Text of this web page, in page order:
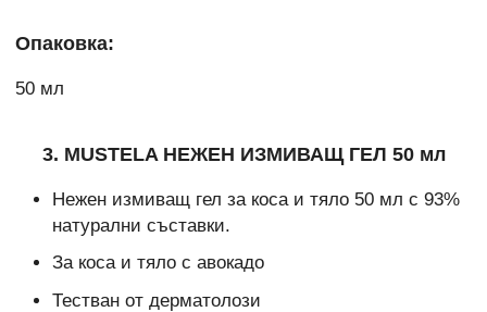
Опаковка:
50 мл
3. MUSTELA НЕЖЕН ИЗМИВАЩ ГЕЛ 50 мл
Нежен измиващ гел за коса и тяло 50 мл с 93%
натурални съставки.
За коса и тяло с авокадо
Тестван от дерматолози